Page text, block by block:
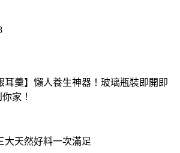
耳羹】懶人養生神器！玻璃瓶裝即開即
家！
大天然好料一次滿足